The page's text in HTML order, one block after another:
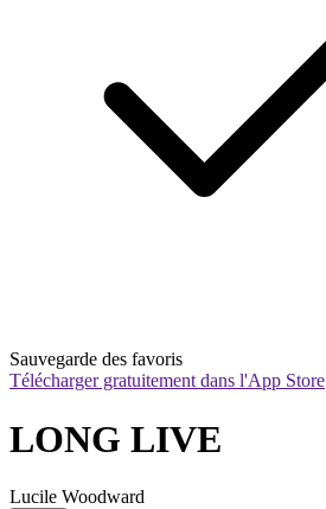
Sauvegarde des favoris
Télécharger gratuitement dans l'App Store
LONG LIVE
Lucile Woodward